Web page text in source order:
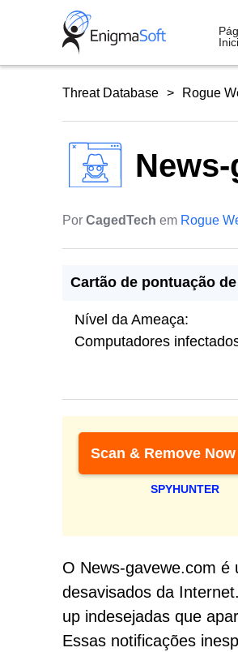
Threat Database Rogue
Por CagedTech em Rogue
Cartão de pontuação
Nível da Ameaça:
Computadores
Scan & Remove Now
SPYHUNTER
O News-gavewe.com é
desavisados da
up indesejadas que
Essas notificações